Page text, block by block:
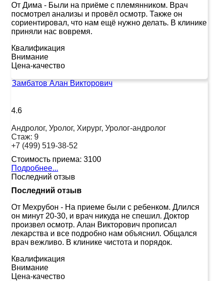
От Дима - Были на приёме с племянником. Врач
посмотрел анализы и провёл осмотр. Также он
сориентировал, что нам ещё нужно делать. В клинике
приняли нас вовремя.
Квалификация
Внимание
Цена-качество
Замбатов Алан Викторович
4.6
Андролог, Уролог, Хирург, Уролог-андролог
Стаж: 9
+7 (499) 519-38-52
Стоимость приема: 3100
Подробнее...
Последний отзыв
Последний отзыв
От Мехрубон - На приеме были с ребенком. Длился
он минут 20-30, и врач никуда не спешил. Доктор
произвел осмотр. Алан Викторович прописал
лекарства и все подробно нам объяснил. Общался
врач вежливо. В клинике чистота и порядок.
Квалификация
Внимание
Цена-качество